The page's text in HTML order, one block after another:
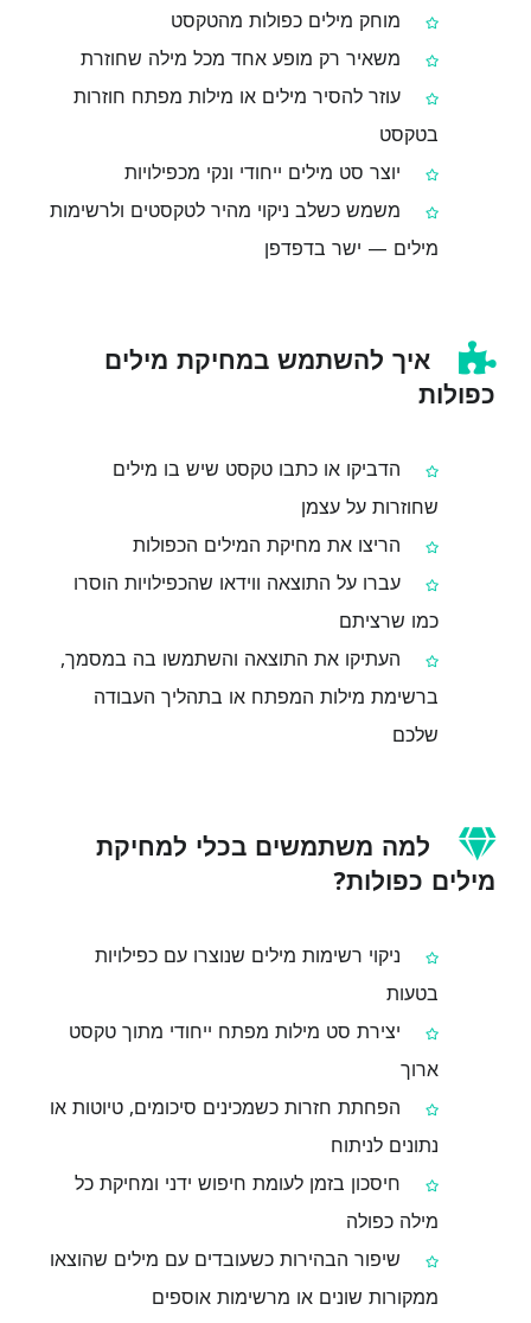
מוחק מילים כפולות מהטקסט
משאיר רק מופע אחד מכל מילה שחוזרת
עוזר להסיר מילים או מילות מפתח חוזרות
בטקסט
יוצר סט מילים ייחודי ונקי מכפילויות
משמש כשלב ניקוי מהיר לטקסטים ולרשימות
מילים — ישר בדפדפן
איך להשתמש במחיקת מילים
כפולות
הדביקו או כתבו טקסט שיש בו מילים
שחוזרות על עצמן
הריצו את מחיקת המילים הכפולות
עברו על התוצאה ווידאו שהכפילויות הוסרו
כמו שרציתם
העתיקו את התוצאה והשתמשו בה במסמך,
ברשימת מילות המפתח או בתהליך העבודה
שלכם
למה משתמשים בכלי למחיקת
מילים כפולות?
ניקוי רשימות מילים שנוצרו עם כפילויות
בטעות
יצירת סט מילות מפתח ייחודי מתוך טקסט
ארוך
הפחתת חזרות כשמכינים סיכומים, טיוטות או
נתונים לניתוח
חיסכון בזמן לעומת חיפוש ידני ומחיקת כל
מילה כפולה
שיפור הבהירות כשעובדים עם מילים שהוצאו
ממקורות שונים או מרשימות אוספים